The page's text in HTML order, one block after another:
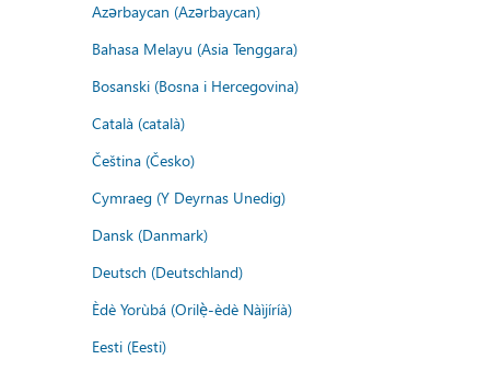
Azərbaycan (Azərbaycan)
Bahasa Melayu (Asia Tenggara)
Bosanski (Bosna i Hercegovina)
Català (català)
Čeština (Česko)
Cymraeg (Y Deyrnas Unedig)
Dansk (Danmark)
Deutsch (Deutschland)
Èdè Yorùbá (Orilẹ̀-èdè Nàìjíríà)
Eesti (Eesti)